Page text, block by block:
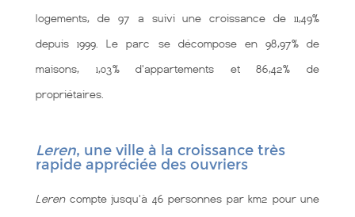
logements, de 97 a suivi une croissance de 11,49%
depuis 1999. Le parc se décompose en 98,97% de
maisons, 1,03% d'appartements et 86,42% de
propriétaires.
Leren, une ville à la croissance très
rapide appréciée des ouvriers
Lerencompte jusqu'à 46 personnes par km2 pour une